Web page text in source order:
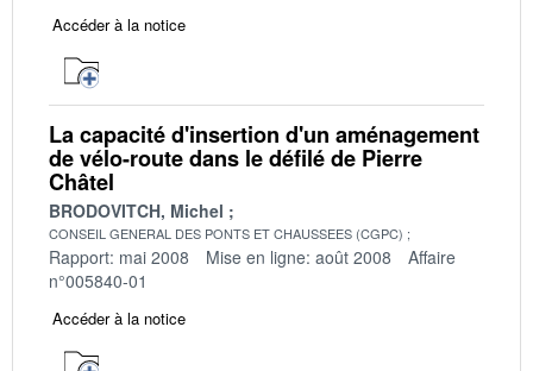
Accéder à la notice
La capacité d'insertion d'un aménagement
de vélo-route dans le défilé de Pierre
Châtel
BRODOVITCH, Michel
CONSEIL GENERAL DES PONTS ET CHAUSSEES (CGPC)
Rapport: mai 2008 Mise en ligne: août 2008
Affaire
n°005840-01
Accéder à la notice